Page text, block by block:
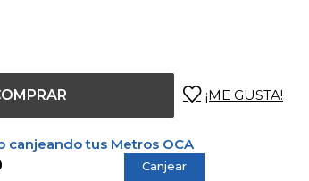
canjeando tus Metros OCA
Canjear